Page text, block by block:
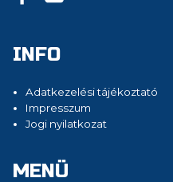
INFO
Adatkezelési tájékoztató
Impresszum
Jogi nyilatkozat
MENÜ